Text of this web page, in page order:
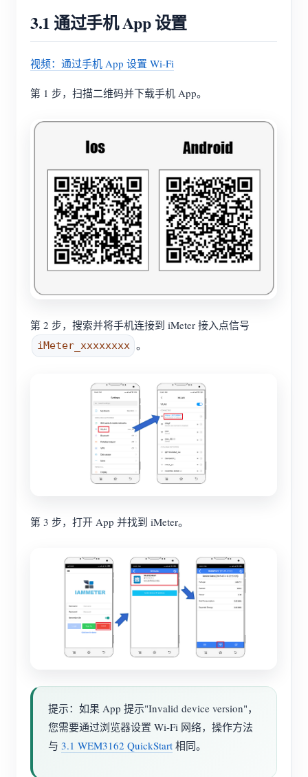
3.1 通过手机 App 设置
视频：通过手机 App 设置 Wi-Fi
第 1 步，扫描二维码并下载手机 App。
第 2 步，搜索并将手机连接到 iMeter 接入点信号
iMeter_xxxxxxxx 。
第 3 步，打开 App 并找到 iMeter。
提示：如果 App 提示"Invalid device version"，
您需要通过浏览器设置 Wi-Fi 网络，操作方法
与 3.1 WEM3162 QuickStart 相同。